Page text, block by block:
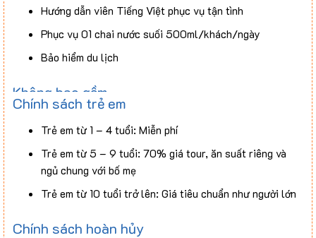
Cá chiên xoài bằm
Trứng chiên hành tây
Sườn rim mặn
Rau xào
Cơm trắng, trái cây, trà đá
Hướng dẫn viên Tiếng Việt phục vụ tận tình
Phục vụ 01 chai nước suối 500ml/khách/ngày
Bảo hiểm du lịch
Không bao gồm
Tiền TIP cho HDV và lái xe (không bắt buộc)
Chính sách trẻ em
Trẻ em từ 1 – 4 tuổi: Miễn phí
Trẻ em từ 5 – 9 tuổi: 70% giá tour, ăn suất riêng và
ngủ chung với bố mẹ
Trẻ em từ 10 tuổi trở lên: Giá tiêu chuẩn như người lớn
Chính sách hoàn hủy